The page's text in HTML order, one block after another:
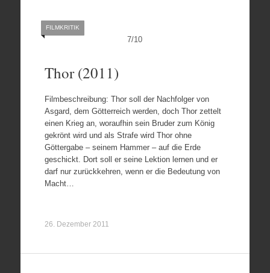
7/10
FILMKRITIK
Thor (2011)
Filmbeschreibung: Thor soll der Nachfolger von
Asgard, dem Götterreich werden, doch Thor zettelt
einen Krieg an, woraufhin sein Bruder zum König
gekrönt wird und als Strafe wird Thor ohne
Göttergabe – seinem Hammer – auf die Erde
geschickt. Dort soll er seine Lektion lernen und er
darf nur zurückkehren, wenn er die Bedeutung von
Macht…
26. Dezember 2011